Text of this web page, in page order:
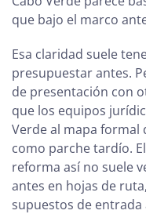
que bajo el marco
Esa claridad suele
presupuestar antes.
de presentación con
que los equipos
Verde al mapa formal
como parche tardío.
reforma así no suele
antes en hojas de
supuestos de entrada